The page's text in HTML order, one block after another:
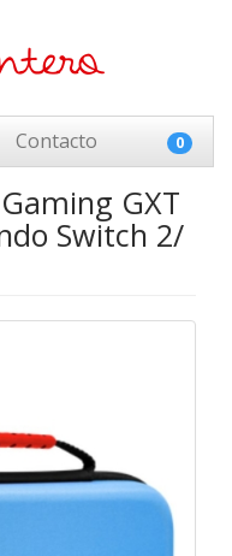
Contacto 0
GXT
Switch 2/